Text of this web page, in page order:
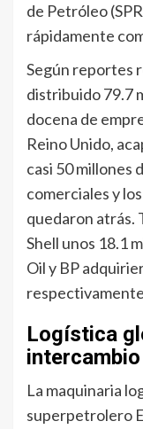
de Petróleo
rápidamente
Según reportes
distribuido 79.7
docena de
Reino Unido,
casi 50 millones
comerciales y
quedaron atrás.
Shell unos 18.1
Oil y BP
Logística
intercambio
La maquinaria
superpetrolero